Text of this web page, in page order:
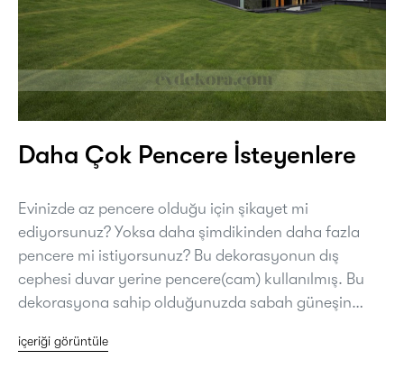
Daha Çok Pencere İsteyenlere
Evinizde az pencere olduğu için şikayet mi
ediyorsunuz? Yoksa daha şimdikinden daha fazla
pencere mi istiyorsunuz? Bu dekorasyonun dış
cephesi duvar yerine pencere(cam) kullanılmış. Bu
dekorasyona sahip olduğunuzda sabah güneşin…
içeriği görüntüle